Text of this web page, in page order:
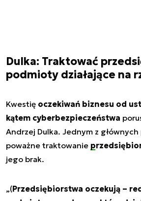
Dulka: Traktować
podmioty działające na
Kwestię oczekiwań biznesu od
kątem cyberbezpieczeństwa
Andrzej Dulka. Jednym z
poważne traktowanie
jego brak.
„(Przedsiębiorstwa oczekują –